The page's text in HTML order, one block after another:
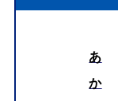
あ
か